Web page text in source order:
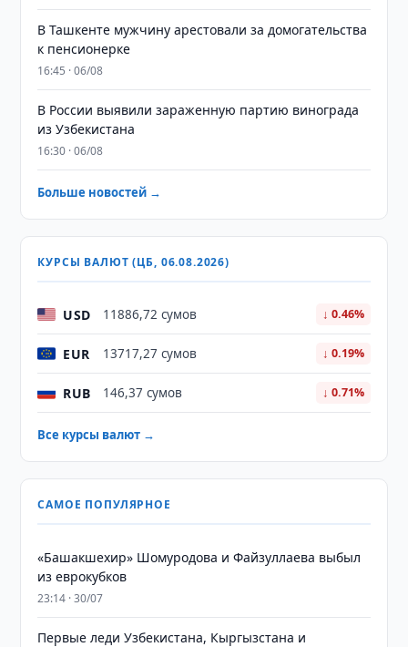
В Ташкенте мужчину арестовали за домогательства
к пенсионерке
16:45 · 06/08
В России выявили зараженную партию винограда
из Узбекистана
16:30 · 06/08
Больше новостей →
КУРСЫ ВАЛЮТ (ЦБ, 06.08.2026)
USD 11886,72 сумов ↓ 0.46%
EUR 13717,27 сумов ↓ 0.19%
RUB 146,37 сумов ↓ 0.71%
Все курсы валют →
САМОЕ ПОПУЛЯРНОЕ
«Башакшехир» Шомуродова и Файзуллаева выбыл
из еврокубков
23:14 · 30/07
Первые леди Узбекистана, Кыргызстана и